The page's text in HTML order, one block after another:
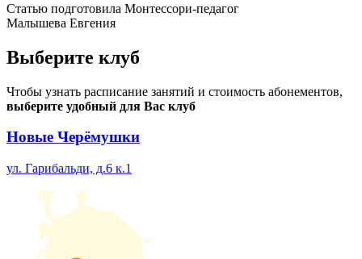
Статью подготовила Монтессори-педагог
Малышева Евгения
Выберите клуб
Чтобы узнать расписание занятий и стоимость абонементов,
выберите удобный для Вас клуб
Новые Черёмушки
ул. Гарибальди, д.6 к.1